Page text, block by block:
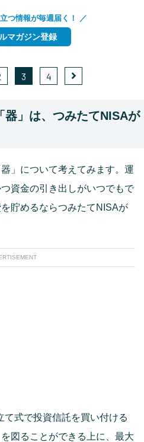
つ情報が毎週届く！ ／
マガジン登録
3 4
器」は、つみたてNISAが
」について考えてみます。運
資金の引き出しがいつでもで
貯めるならつみたてNISAが
式で投資信託を買い付ける
図ることができる上に、最大